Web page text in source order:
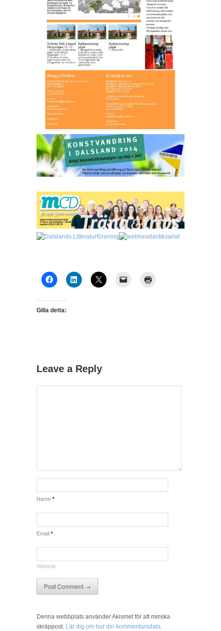
Gilla detta:
Leave a Reply
Name *
Email *
Website
Denna webbplats använder Akismet för att minska
skräppost. Lär dig om hur din kommentarsdata